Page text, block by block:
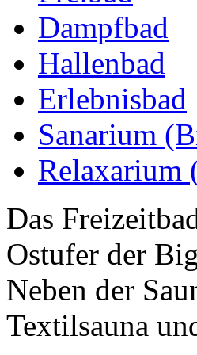
Dampfbad
Hallenbad
Erlebnisbad
Sanarium
Relaxarium
Das
Ostufer der
Neben der
Textilsauna